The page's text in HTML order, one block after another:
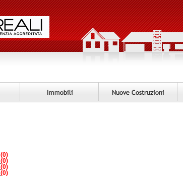
(0)
(0)
(0)
(0)